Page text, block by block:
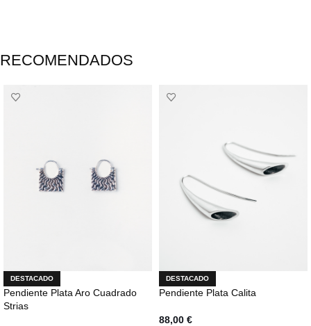
RECOMENDADOS
DESTACADO
Pendiente Plata Aro Cuadrado
Strias
DESTACADO
Pendiente Plata Calita
88,00 €